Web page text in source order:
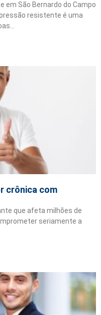
em São Bernardo do Campo
resistente é uma
crônica com
que afeta milhões de
seriamente a